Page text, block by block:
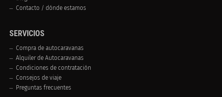
Contacto / dónde estamos
SERVICIOS
Compra de autocaravanas
Alquiler de Autocaravanas
Condiciones de contratación
Consejos de viaje
Preguntas frecuentes